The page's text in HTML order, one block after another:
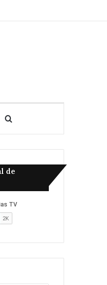
Switch skin
de